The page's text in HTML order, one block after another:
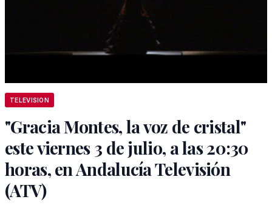
TELEVISION
"Gracia Montes, la voz de cristal"
este viernes 3 de julio, a las 20:30
horas, en Andalucía Televisión
(ATV)